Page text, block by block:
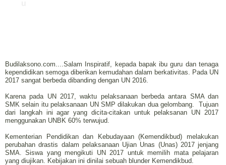
Budilaksono.com....Salam Inspiratif, kepada bapak ibu guru dan tenaga
kependidikan semoga diberikan kemudahan dalam berkativitas. Pada UN
2017 sangat berbeda dibanding dengan UN 2016.
Karena pada UN 2017, waktu pelaksanaan berbeda antara SMA dan
SMK selain itu pelaksanaan UN SMP dilakukan dua gelombang. Tujuan
dari langkah ini agar yang dicita-citakan untuk pelaksanan UN 2017
menggunakan UNBK 60% terwujud.
Kementerian Pendidikan dan Kebudayaan (Kemendikbud) melakukan
perubahan drastis dalam pelaksanaan Ujian Unas (Unas) 2017 jenjang
SMA. Siswa yang mengikuti UN 2017 untuk memilih mata pelajaran
yang diujikan. Kebijakan ini dinilai sebuah blunder Kemendikbud.